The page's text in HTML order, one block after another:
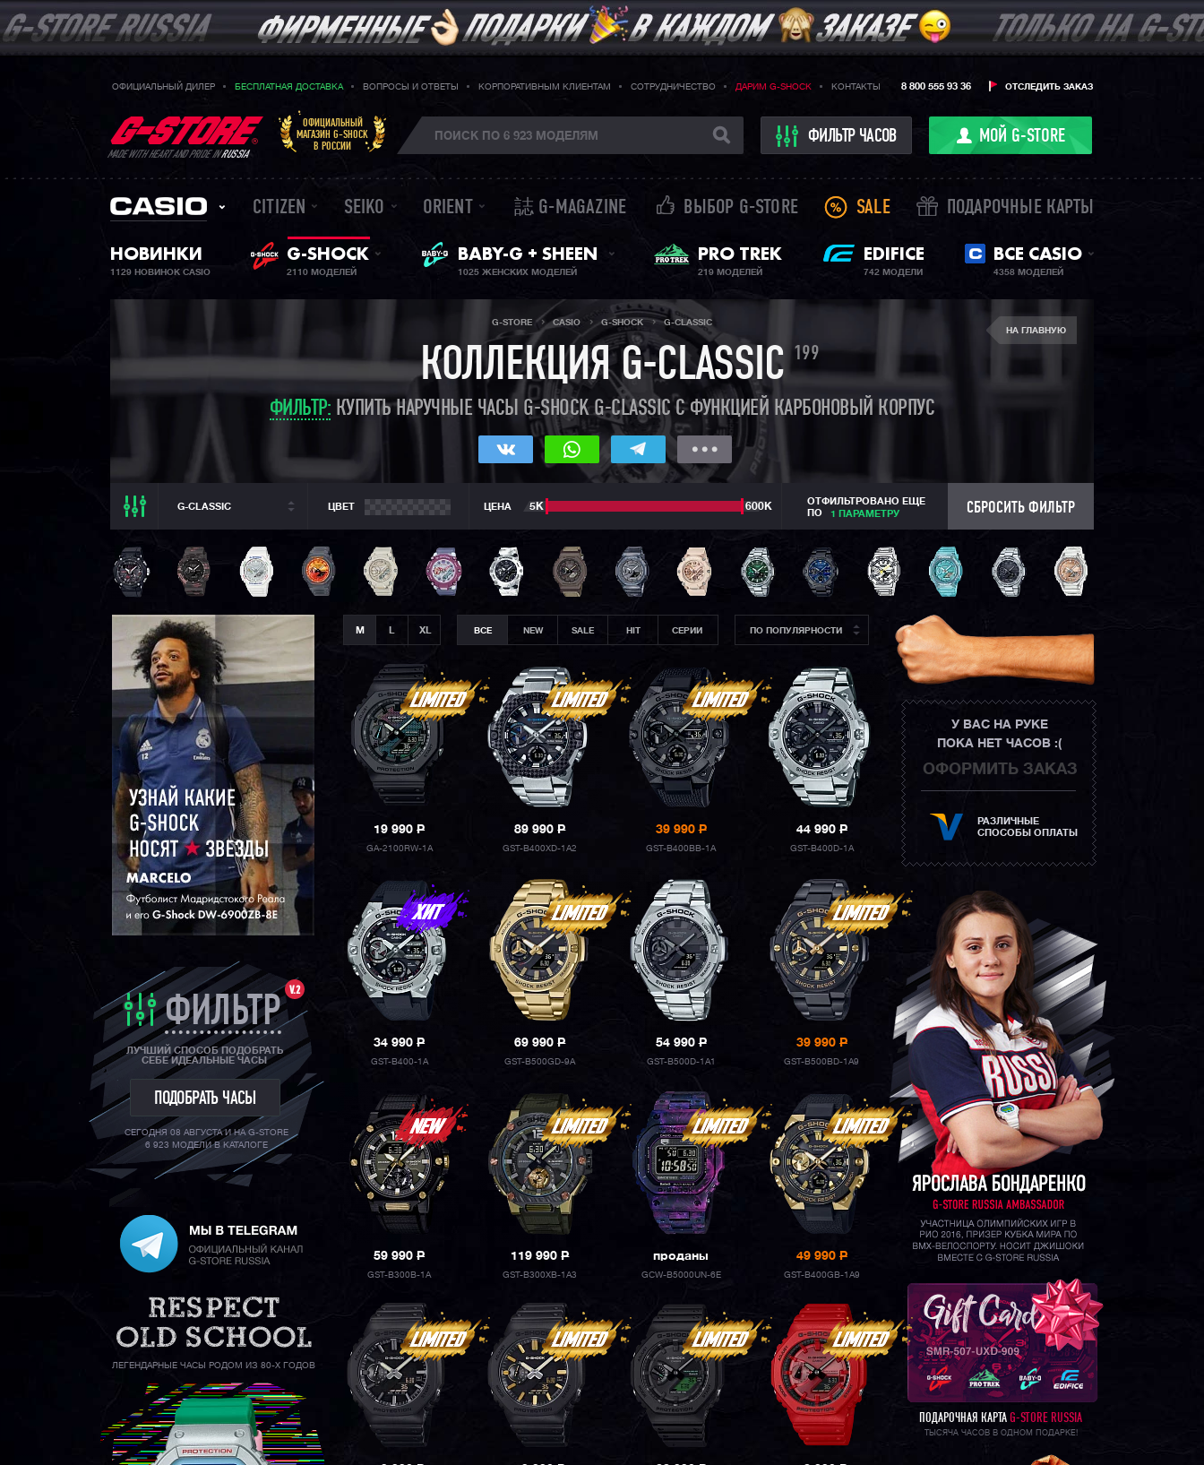
ОФИЦИАЛЬНЫЙ ДИЛЕР БЕСПЛАТНАЯ ДОСТАВКА ВОПРОСЫ И ОТВЕТЫ КОРПОРАТИВНЫМ КЛИЕНТАМ СОТРУДНИЧЕСТВО ДАРИМ G-SHOCK КОНТАКТЫ ОТСЛЕДИТЬ ЗАКАЗ
8 800 555 93 36
MADE WITH HEART AND PRIDE INRUSSIA
ОФИЦИАЛЬНЫЙ
МАГАЗИН G-SHOCK
В РОССИИ
ФИЛЬТР ЧАСОВ МОЙ G-STORE
CITIZEN SEIKO ORIENT 誌 G-MAGAZINE ВЫБОР G-STORE SALE ПОДАРОЧНЫЕ КАРТЫ
НОВИНКИ
1129 НОВИНОК CASIO
G-SHOCK
2110 МОДЕЛЕЙ
ЖЕНСКИЕ ЧАСЫ
BABY-G + SHEEN
1025 ЖЕНСКИХ МОДЕЛЕЙ
PRO TREK
219 МОДЕЛЕЙ
EDIFICE
742 МОДЕЛИ
ВСЕ CASIO
4358 МОДЕЛЕЙ
НА ГЛАВНУЮ
G-STORE CASIO G-SHOCK G-CLASSIC
КОЛЛЕКЦИЯ G-CLASSIC 199
ФИЛЬТР: КУПИТЬ НАРУЧНЫЕ ЧАСЫ G-SHOCK G-CLASSIC С ФУНКЦИЕЙ КАРБОНОВЫЙ КОРПУС
G-CLASSIC
ВСЕ CASIO
CASIO G-SHOCK
CASIO BABY-G
CASIO PRO TREK
CASIO EDIFICE
CITIZEN
SEIKO
ORIENT
ЦВЕТ ЦЕНА 5К 600К
ОТФИЛЬТРОВАНО ЕЩЕ
ПО
1 ПАРАМЕТРУ СБРОСИТЬ ФИЛЬТР
V.2
ФИЛЬТР
ЛУЧШИЙ СПОСОБ ПОДОБРАТЬ
СЕБЕ ИДЕАЛЬНЫЕ ЧАСЫ
ПОДОБРАТЬ ЧАСЫ
СЕГОДНЯ 08 АВГУСТА И НА G-STORE
6 923 МОДЕЛИ В КАТАЛОГЕ
ЛЕГЕНДАРНЫЕ ЧАСЫ РОДОМ ИЗ 80-Х ГОДОВ
M XL ВСЕ NEW SALE HIT СЕРИИ ПО ПОПУЛЯРНОСТИ
19 990P
GA-2100RW-1A
89 990P
GST-B400XD-1A2
39 990P
GST-B400BB-1A
44 990P
GST-B400D-1A
34 990P
GST-B400-1A
69 990P
GST-B500GD-9A
54 990P
GST-B500D-1A1
39 990P
GST-B500BD-1A9
59 990P
GST-B300B-1A
119 990P
GST-B300XB-1A3
проданы
GCW-B5000UN-6E
49 990P
GST-B400GB-1A9
У ВАС НА РУКЕ
ПОКА НЕТ ЧАСОВ :(
ОФОРМИТЬ ЗАКАЗ
РАЗЛИЧНЫЕ
СПОСОБЫ ОПЛАТЫ
ПОДАРОЧНАЯ КАРТА G-STORE RUSSIA
ТЫСЯЧА ЧАСОВ В ОДНОМ ПОДАРКЕ!